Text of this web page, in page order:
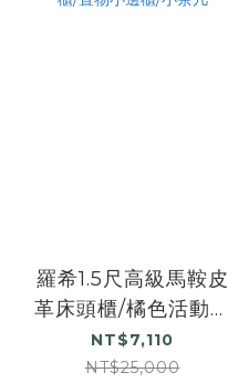
羅希1.5尺高級馬鞍皮
革床頭櫃/橘色活動式
床頭櫃/圓形單抽收納
櫃/置物小邊櫃/小茶几
NT$7,110
NT$25,000